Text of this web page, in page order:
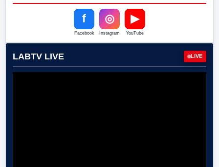
f
Facebook
◎
Instagram
▶
YouTube
LABTV LIVE LIVE